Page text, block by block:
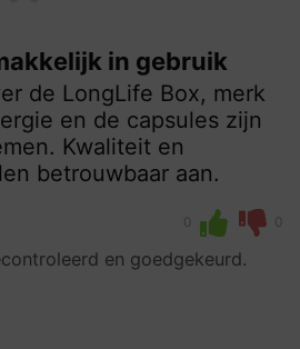
in gebruik
de LongLife Box, merk
en de capsules zijn
Kwaliteit en
betrouwbaar aan.
0 0
en goedgekeurd.